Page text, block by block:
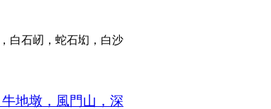
白石屻，蛇石㘭，白沙
地墩，風門山，深